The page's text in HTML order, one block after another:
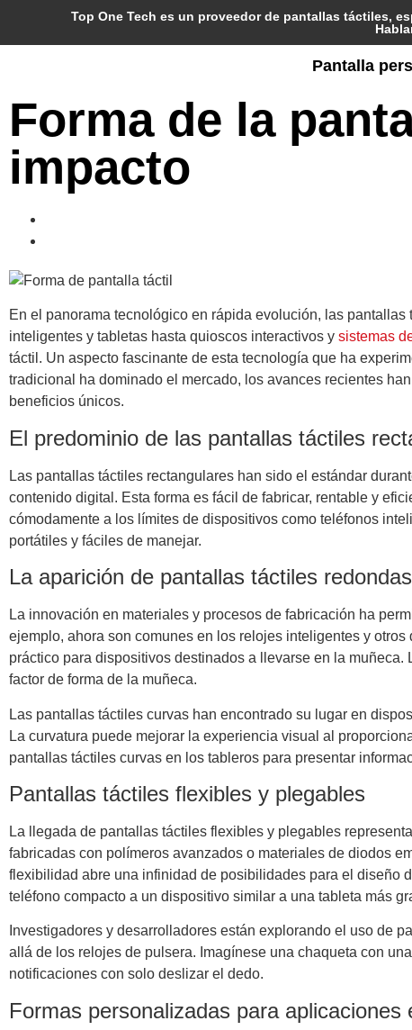
Top One Tech es un proveedor de pantallas táctiles,
Pantalla
Forma de la
impacto
En el panorama tecnológico en rápida evolución, las
inteligentes y tabletas hasta quioscos interactivos y sistemas
táctil. Un aspecto fascinante de esta tecnología que ha
tradicional ha dominado el mercado, los avances recientes
beneficios únicos.
El predominio de las pantallas táctiles
Las pantallas táctiles rectangulares han sido el estándar
contenido digital. Esta forma es fácil de fabricar, rentable y
cómodamente a los límites de dispositivos como teléfonos
portátiles y fáciles de manejar.
La aparición de pantallas táctiles
La innovación en materiales y procesos de fabricación ha
ejemplo, ahora son comunes en los relojes inteligentes y
práctico para dispositivos destinados a llevarse en la
factor de forma de la muñeca.
Las pantallas táctiles curvas han encontrado su lugar en
La curvatura puede mejorar la experiencia visual al
pantallas táctiles curvas en los tableros para presentar
Pantallas táctiles flexibles y plegables
La llegada de pantallas táctiles flexibles y plegables
fabricadas con polímeros avanzados o materiales de diodos
flexibilidad abre una infinidad de posibilidades para el diseño
teléfono compacto a un dispositivo similar a una tableta más
Investigadores y desarrolladores están explorando el uso de
allá de los relojes de pulsera. Imagínese una chaqueta con
notificaciones con solo deslizar el dedo.
Formas personalizadas para aplicaciones